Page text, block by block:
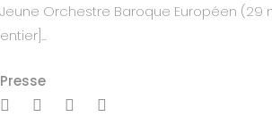
Jeune Orchestre Baroque Européen (29
entier]...
Presse